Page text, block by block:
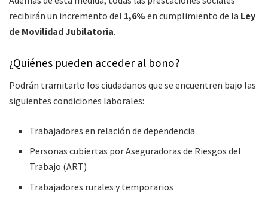
recibirán un incremento del 1,6% en cumplimiento de la Ley
de Movilidad Jubilatoria.
¿Quiénes pueden acceder al bono?
Podrán tramitarlo los ciudadanos que se encuentren bajo las
siguientes condiciones laborales:
Trabajadores en relación de dependencia
Personas cubiertas por Aseguradoras de Riesgos del
Trabajo (ART)
Trabajadores rurales y temporarios